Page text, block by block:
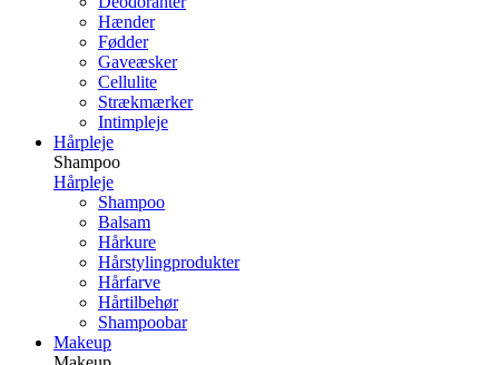
Hænder
Fødder
Gaveæsker
Cellulite
Strækmærker
Intimpleje
Hårpleje
Shampoo
Hårpleje
Shampoo
Balsam
Hårkure
Hårstylingprodukter
Hårfarve
Hårtilbehør
Shampoobar
Makeup